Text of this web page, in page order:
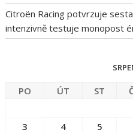
Citroën Racing potvrzuje
intenzivně testuje monopost
PO ÚT ST
3
4 5